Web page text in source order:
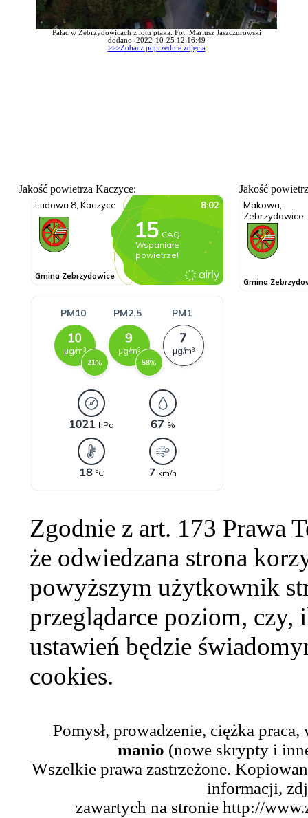
Pałac w Zebrzydowicach z lotu ptaka. Fot: Mariusz Jaszczurowski
dodano: 2022-10-25 12:16:49
>>>Zobacz poprzednie zdjęcia
Jakość powietrza Kaczyce: Jakość
Zgodnie z art. 173 Prawa
że odwiedzana strona
powyższym użytkownik
przeglądarce poziom,
ustawień będzie
cookies.
Pomysł, prowadzenie, ciężka
manio (nowe skrypty i
Wszelkie prawa zastrzeżone.
informacji,
zawartych na stronie http://